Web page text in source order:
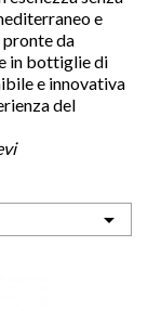
e
da
in bottiglie di
e innovativa
del
